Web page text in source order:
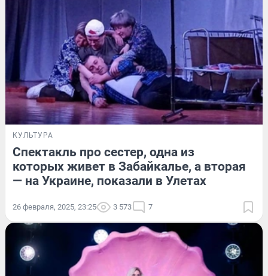
КУЛЬТУРА
Спектакль про сестер, одна из
которых живет в Забайкалье, а вторая
— на Украине, показали в Улетах
26 февраля, 2025, 23:25 3 573 7